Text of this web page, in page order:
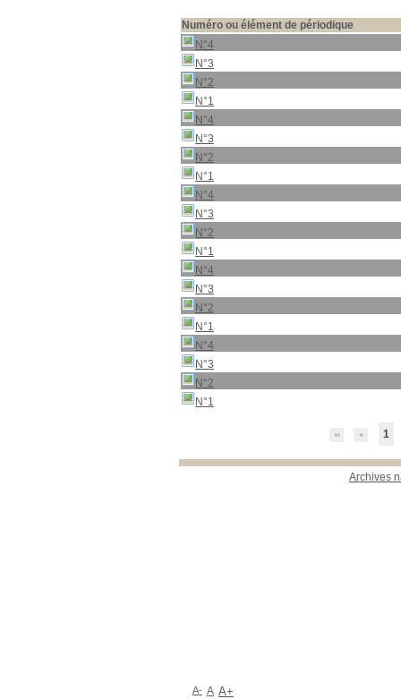
Numéro ou élément de périodique
N°4
N°3
N°2
N°1
N°4
N°3
N°2
N°1
N°4
N°3
N°2
N°1
N°4
N°3
N°2
N°1
N°4
N°3
N°2
N°1
1
Archives
A- A A+